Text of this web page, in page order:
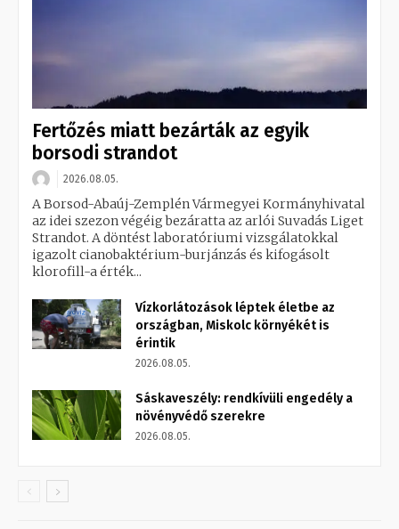
Fertőzés miatt bezárták az egyik
borsodi strandot
2026.08.05.
A Borsod-Abaúj-Zemplén Vármegyei Kormányhivatal
az idei szezon végéig bezáratta az arlói Suvadás Liget
Strandot. A döntést laboratóriumi vizsgálatokkal
igazolt cianobaktérium-burjánzás és kifogásolt
klorofill-a érték...
Vízkorlátozások léptek életbe az
országban, Miskolc környékét is
érintik
2026.08.05.
Sáskaveszély: rendkívüli engedély a
növényvédő szerekre
2026.08.05.